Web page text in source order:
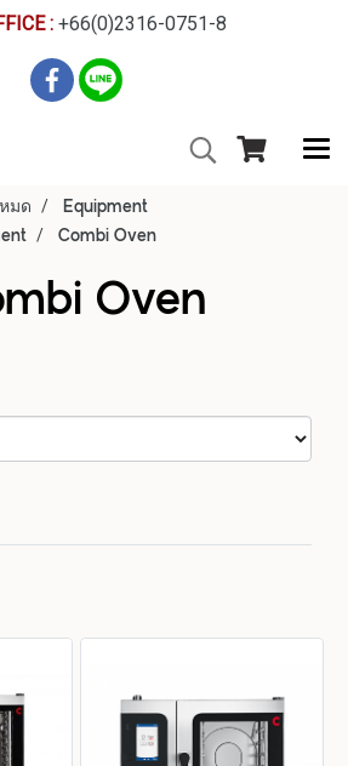
: +66(0)2316-0751-8
มด
Equipment
Combi Oven
Oven